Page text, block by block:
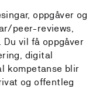
oppgåver og
peer-reviews,
vil få oppgåver
digital
kompetanse blir
og offentleg